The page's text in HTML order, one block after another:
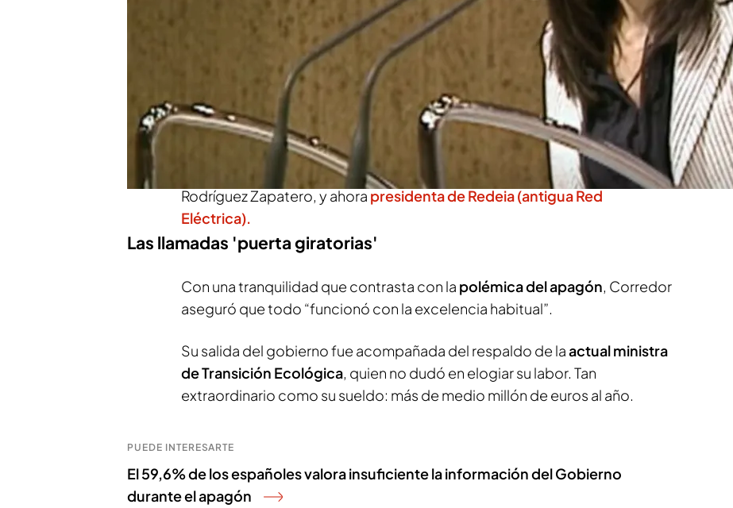
En la política española, el cargo no es el final del camino. Para muchos, es
solo el inicio de una
nueva etapa en la empresa pública, donde los
vínculos con el poder siguen siendo determinantes.
El caso más reciente es el deBeatriz Corredor
, exministra de Vivienda con
Rodríguez Zapatero, y ahora presidenta de Redeia (antigua Red
Eléctrica).
Las llamadas 'puerta giratorias'
Con una tranquilidad que contrasta con la polémica del apagón, Corredor
aseguró que todo “funcionó con la excelencia habitual”.
Su salida del gobierno fue acompañada del respaldo de laactual ministra
de Transición Ecológica, quien no dudó en elogiar su labor. Tan
extraordinario como su sueldo: más de medio millón de euros al año.
PUEDE INTERESARTE
El 59,6% de los españoles valora insuficiente la información del Gobierno
durante el apagón